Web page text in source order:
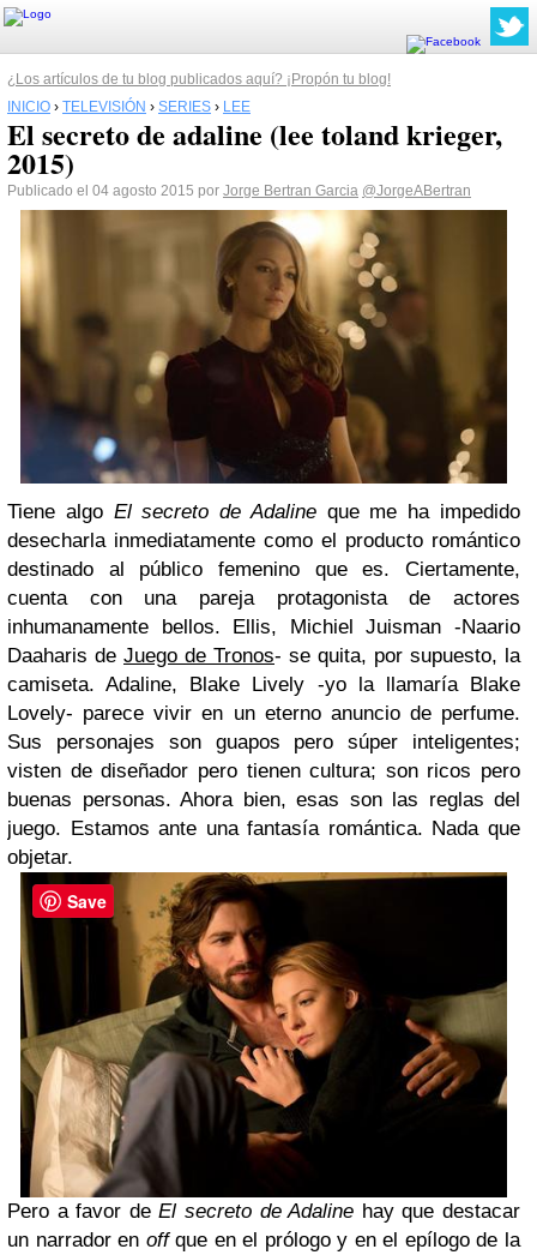
¿Los artículos de tu blog publicados aquí? ¡Propón tu blog!
INICIO › TELEVISIÓN › SERIES › LEE
El secreto de adaline (lee toland krieger,
2015)
Publicado el 04 agosto 2015 por Jorge Bertran Garcia @JorgeABertran
Tiene algo El secreto de Adalineque me ha impedido
desecharla inmediatamente como el producto romántico
destinado al público femenino que es. Ciertamente,
cuenta con una pareja protagonista de actores
inhumanamente bellos. Ellis, Michiel Juisman -Naario
Daaharis de Juego de Tronos- se quita, por supuesto, la
camiseta. Adaline, Blake Lively -yo la llamaría Blake
Lovely- parece vivir en un eterno anuncio de perfume.
Sus personajes son guapos pero súper inteligentes;
visten de diseñador pero tienen cultura; son ricos pero
buenas personas. Ahora bien, esas son las reglas del
juego. Estamos ante una fantasía romántica. Nada que
objetar.
Pero a favor deEl secreto de Adaline hay que destacar
un narrador en offque en el prólogo y en el epílogo de la
Save